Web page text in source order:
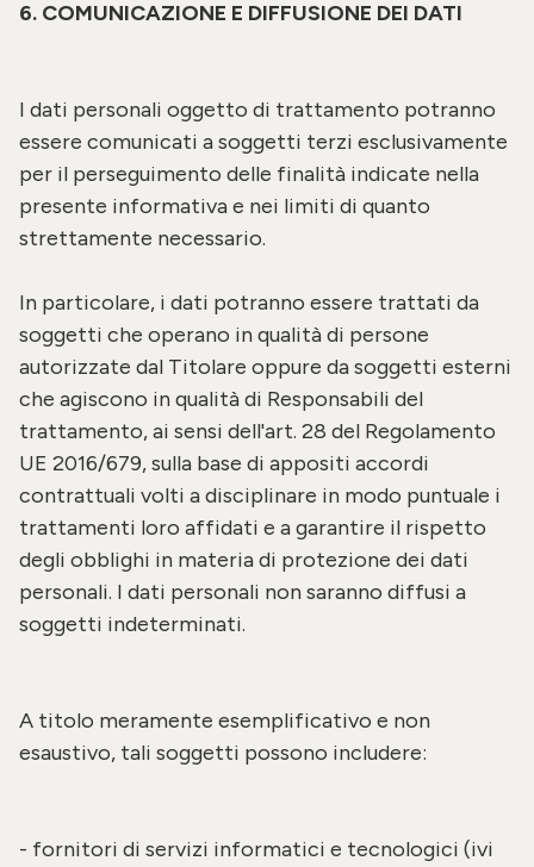
6. COMUNICAZIONE E DIFFUSIONE DEI DATI
I dati personali oggetto di trattamento potranno
essere comunicati a soggetti terzi esclusivamente
per il perseguimento delle finalità indicate nella
presente informativa e nei limiti di quanto
strettamente necessario.
In particolare, i dati potranno essere trattati da
soggetti che operano in qualità di persone
autorizzate dal Titolare oppure da soggetti esterni
che agiscono in qualità di Responsabili del
trattamento, ai sensi dell'art. 28 del Regolamento
UE 2016/679, sulla base di appositi accordi
contrattuali volti a disciplinare in modo puntuale i
trattamenti loro affidati e a garantire il rispetto
degli obblighi in materia di protezione dei dati
personali. I dati personali non saranno diffusi a
soggetti indeterminati.
A titolo meramente esemplificativo e non
esaustivo, tali soggetti possono includere:
- fornitori di servizi informatici e tecnologici (ivi